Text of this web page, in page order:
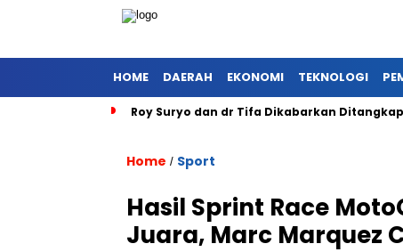
HOME DAERAH EKONOMI TEKNOLOGI
Roy Suryo dan dr Tifa Dikabarkan
Home / Sport
Hasil Sprint Race
Juara, Marc Marquez